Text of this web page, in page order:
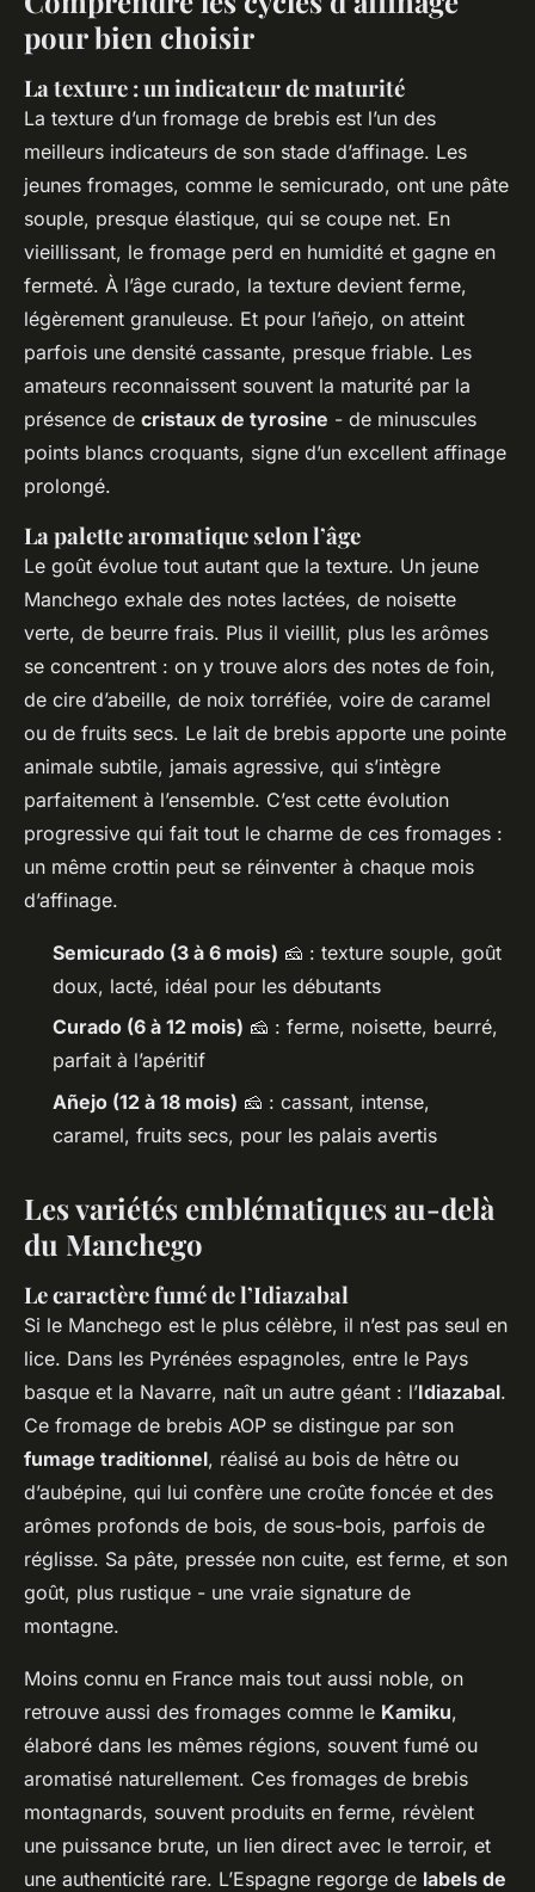
pour bien choisir
La texture : un indicateur de maturité
La texture d’un fromage de brebis est l’un des
meilleurs indicateurs de son stade d’affinage. Les
jeunes fromages, comme le semicurado, ont une pâte
souple, presque élastique, qui se coupe net. En
vieillissant, le fromage perd en humidité et gagne en
fermeté. À l’âge curado, la texture devient ferme,
légèrement granuleuse. Et pour l’añejo, on atteint
parfois une densité cassante, presque friable. Les
amateurs reconnaissent souvent la maturité par la
présence de cristaux de tyrosine - de minuscules
points blancs croquants, signe d’un excellent affinage
prolongé.
La palette aromatique selon l’âge
Le goût évolue tout autant que la texture. Un jeune
Manchego exhale des notes lactées, de noisette
verte, de beurre frais. Plus il vieillit, plus les arômes
se concentrent : on y trouve alors des notes de foin,
de cire d’abeille, de noix torréfiée, voire de caramel
ou de fruits secs. Le lait de brebis apporte une pointe
animale subtile, jamais agressive, qui s’intègre
parfaitement à l’ensemble. C’est cette évolution
progressive qui fait tout le charme de ces fromages :
un même crottin peut se réinventer à chaque mois
d’affinage.
Semicurado (3 à 6 mois) 🧀 : texture souple, goût
doux, lacté, idéal pour les débutants
Curado (6 à 12 mois) 🧀 : ferme, noisette, beurré,
parfait à l’apéritif
Añejo (12 à 18 mois) 🧀 : cassant, intense,
caramel, fruits secs, pour les palais avertis
Les variétés emblématiques au-delà
du Manchego
Le caractère fumé de l’Idiazabal
Si le Manchego est le plus célèbre, il n’est pas seul en
lice. Dans les Pyrénées espagnoles, entre le Pays
basque et la Navarre, naît un autre géant : l’Idiazabal.
Ce fromage de brebis AOP se distingue par son
fumage traditionnel, réalisé au bois de hêtre ou
d’aubépine, qui lui confère une croûte foncée et des
arômes profonds de bois, de sous-bois, parfois de
réglisse. Sa pâte, pressée non cuite, est ferme, et son
goût, plus rustique - une vraie signature de
montagne.
Moins connu en France mais tout aussi noble, on
retrouve aussi des fromages comme le Kamiku,
élaboré dans les mêmes régions, souvent fumé ou
aromatisé naturellement. Ces fromages de brebis
montagnards, souvent produits en ferme, révèlent
une puissance brute, un lien direct avec le terroir, et
une authenticité rare. L’Espagne regorge de labels de